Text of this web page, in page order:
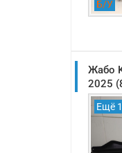
Б/У
Жабо
2025
Ещё